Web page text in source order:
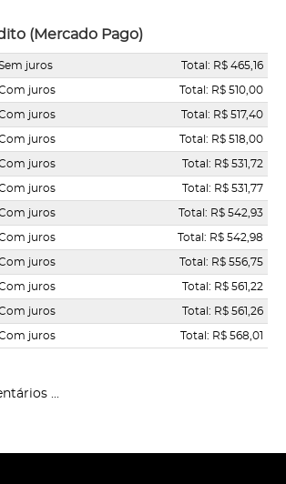
(Mercado Pago)
juros Total: R$ 465,16
juros Total: R$ 510,00
juros Total: R$ 517,40
juros Total: R$ 518,00
juros Total: R$ 531,72
juros Total: R$ 531,77
juros Total: R$ 542,93
juros Total: R$ 542,98
juros Total: R$ 556,75
juros Total: R$ 561,22
juros Total: R$ 561,26
juros Total: R$ 568,01
...